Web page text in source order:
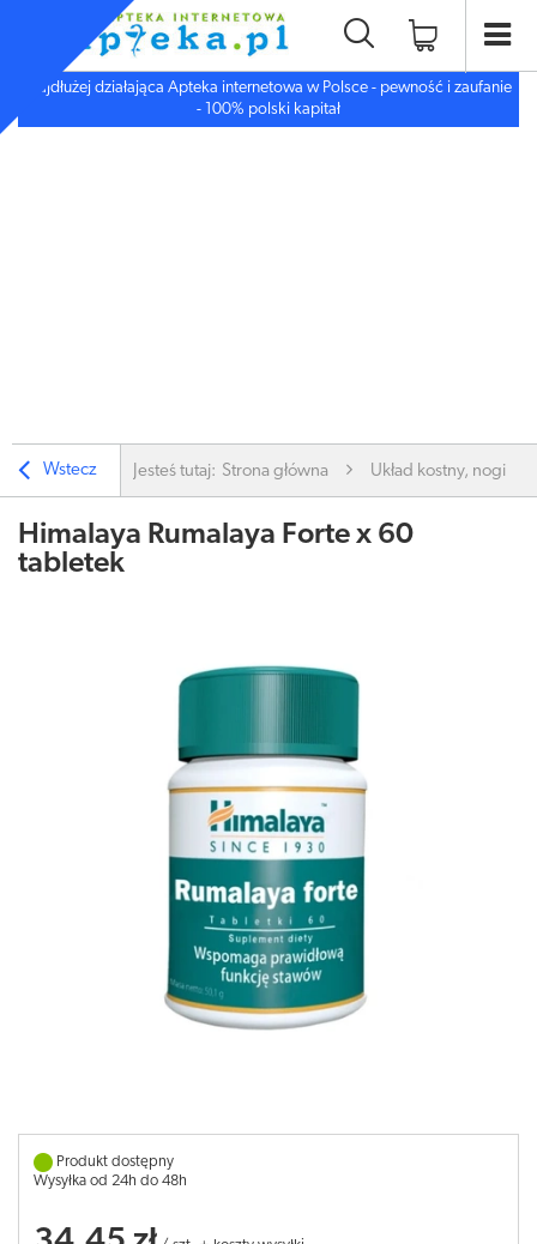
Najdłużej działająca Apteka internetowa w Polsce - pewność i zaufanie
- 100% polski kapitał
Wstecz Jesteś tutaj: Strona główna Układ kostny, nogi
Himalaya Rumalaya Forte x 60
tabletek
Produkt dostępny
Wysyłka od 24h do 48h